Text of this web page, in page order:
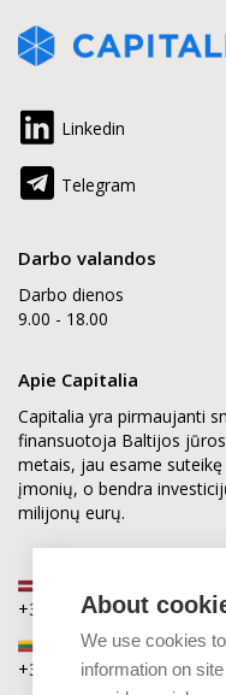
About
We use cookies
information on
Linkedin
Telegram
Darbo valandos
Darbo dienos
9.00 - 18.00
Apie Capitalia
Capitalia yra pirmaujanti
finansuotoja Baltijos
metais, jau esame
įmonių, o bendra
milijonų eurų.
+371 2880 0880
Lietuva
+370 6168 0880